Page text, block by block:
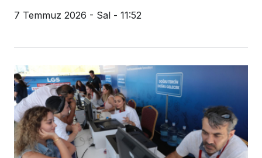
7 Temmuz 2026 - Sal - 11:52